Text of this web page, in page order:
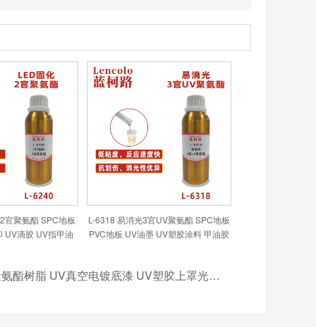
官聚氨酯 SPC地板
UV滴胶 UV指甲油
L-6318 易消光3官UV聚氨酯 SPC地板
PVC地板 UV油墨 UV塑胶涂料 甲油胶
L-1588 UV聚氨酯树脂 UV真空电镀底漆 UV塑胶上罩光